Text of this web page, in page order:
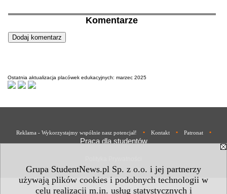
Grupa StudentNews.pl Sp. z o.o. i jej partnerzy
używają plików cookies i podobnych technologii w
celu realizacji m.in. usług statystycznych i
Komentarze
Ostatnia aktualizacja placówek edukacyjnych: marzec 2025
Reklama - Wykorzystajmy wspólnie nasz potencjał! • Kontakt • Patronat •
Praca dla studentów